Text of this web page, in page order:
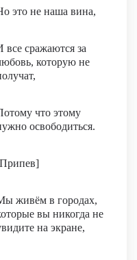
это не наша вина,
все сражаются за
которую не
что этому
освободиться.
живём в городах,
вы никогда не
на экране,